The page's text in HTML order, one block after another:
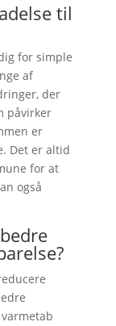
til
for simple
af
der
påvirker
er
Det er altid
for at
også